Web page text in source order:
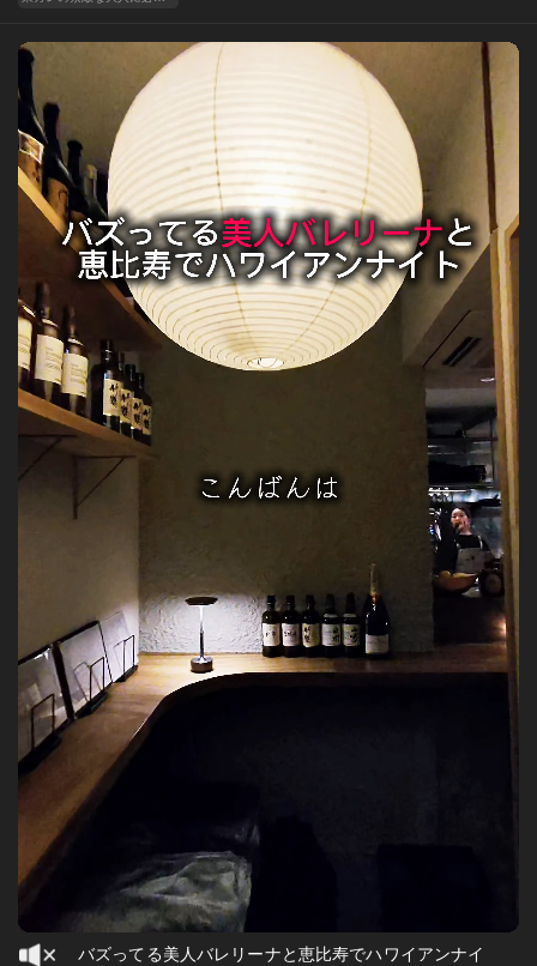
バズってる美人バレリーナと恵比寿でハワイアンナイ